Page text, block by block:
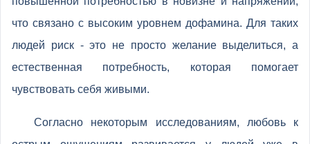
что связано с высоким уровнем дофамина. Для таких
людей риск - это не просто желание выделиться, а
естественная потребность, которая помогает
чувствовать себя живыми.
Согласно некоторым исследованиям, любовь к